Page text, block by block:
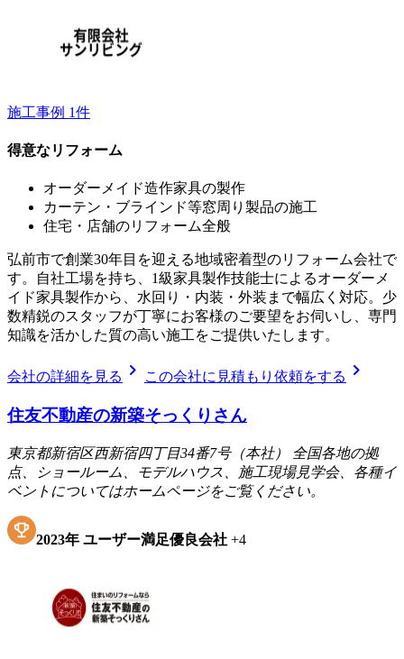
施工事例 1件
得意なリフォーム
オーダーメイド造作家具の製作
カーテン・ブラインド等窓周り製品の施工
住宅・店舗のリフォーム全般
弘前市で創業30年目を迎える地域密着型のリフォーム会社で
す。自社工場を持ち、1級家具製作技能士によるオーダーメ
イド家具製作から、水回り・内装・外装まで幅広く対応。少
数精鋭のスタッフが丁寧にお客様のご要望をお伺いし、専門
知識を活かした質の高い施工をご提供いたします。
会社の詳細を見る chevron_right この会社に見積もり依頼をする chevron_right
住友不動産の新築そっくりさん
東京都新宿区西新宿四丁目34番7号（本社） 全国各地の拠
点、ショールーム、モデルハウス、施工現場見学会、各種イ
ベントについてはホームページをご覧ください。
2023年 ユーザー満足優良会社 +4